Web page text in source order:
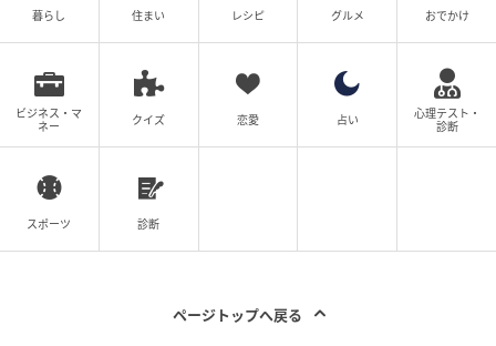
は、小田急電鉄、京王電鉄、京浜急行電鉄、JR東日本
スタートアップ、西武ホールディングス、東急、西日
本鉄道、東京地下鉄、東武鉄道、相鉄ホールディング
ス、名古屋鉄道、東海旅客鉄道、東京都交通局、京成
電鉄、神戸電鉄、静岡鉄道、京阪ホールディングス、
子どもたちがさまざまな職業・技術に触れる機会とな
る「FUN+TECH DAY！」に、親子で参加してみてはい
■FUN+TECH DAY！ 日時：6月7日(日)11:00～16:00
暮らし 住まい レシピ グルメ おでかけ
ビジネス・マ
ネー
クイズ 恋愛 占い
心理テスト・
診断
スポーツ 診断
ページトップへ戻る